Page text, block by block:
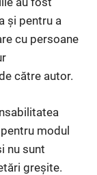
și pentru a
cu persoane
către autor.
modul
nu sunt
greșite.